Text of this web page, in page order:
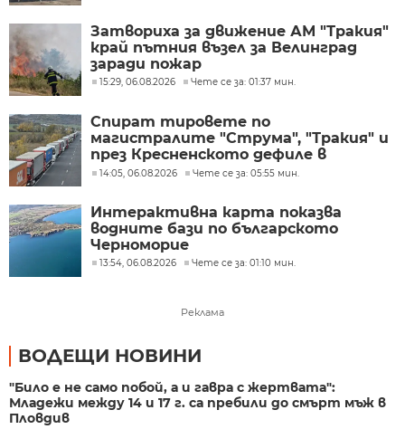
Затвориха за движение АМ "Тракия"
край пътния възел за Велинград
заради пожар
15:29, 06.08.2026 Чете се за: 01:37 мин.
Спират тировете по
магистралите "Струма", "Тракия" и
през Кресненското дефиле в
пиковите часове в петък и неделя
14:05, 06.08.2026 Чете се за: 05:55 мин.
Интерактивна карта показва
водните бази по българското
Черноморие
13:54, 06.08.2026 Чете се за: 01:10 мин.
Реклама
ВОДЕЩИ НОВИНИ
"Било е не само побой, а и гавра с жертвата":
Младежи между 14 и 17 г. са пребили до смърт мъж в
Пловдив